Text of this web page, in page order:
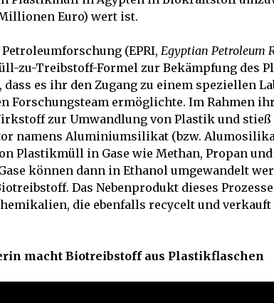
Euro) wert ist.
(EPRI, Egyptian Petroleum
zu-Treibstoff-Formel zur Bekämpfung des
dass es ihr den Zugang zu einem speziellen
Forschungsteam ermöglichte. Im Rahmen
zur Umwandlung von Plastik und stieß
namens Aluminiumsilikat (bzw.
Plastikmüll in Gase wie Methan, Propan
können dann in Ethanol umgewandelt
Das Nebenprodukt dieses
die ebenfalls recycelt und
macht Biotreibstoff aus Plastikflaschen